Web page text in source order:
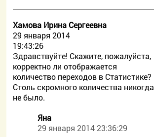
Хамова Ирина Сергеевна
29 января 2014
19:43:26
Здравствуйте! Скажите, пожалуйста,
корректно ли отображается
количество переходов в Статистике?
Столь скромного количества никогда
не было.
Яна
29 января 2014 23:36:29